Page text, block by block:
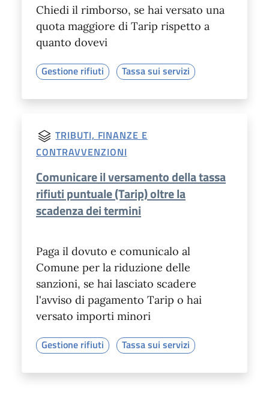
Chiedi il rimborso, se hai versato una
quota maggiore di Tarip rispetto a
quanto dovevi
Gestione rifiuti Tassa sui servizi
TRIBUTI, FINANZE E
CONTRAVVENZIONI
Comunicare il versamento della tassa
rifiuti puntuale (Tarip) oltre la
scadenza dei termini
Paga il dovuto e comunicalo al
Comune per la riduzione delle
sanzioni, se hai lasciato scadere
l'avviso di pagamento Tarip o hai
versato importi minori
Gestione rifiuti Tassa sui servizi